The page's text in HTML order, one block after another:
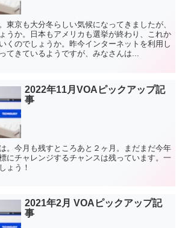
東京も大分冬らしい気候になってきましたが、
うか。日本もアメリカも選挙が終わり、これか
くのでしょうか。昨今インターネットを利用し
てきているようですが、みなさんは...
2022年11月VOAピックアップ記
事
。今月も残すところあと２ヶ月。まだまだ今年
にチャレンジするチャンスは残っています。一
ょう！
2021年2月 VOAピックアップ記
事